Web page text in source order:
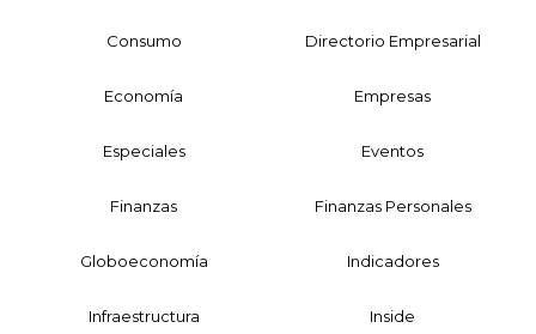
Consumo Directorio Empresarial
Economía Empresas
Especiales Eventos
Finanzas Finanzas Personales
Globoeconomía Indicadores
Infraestructura Inside